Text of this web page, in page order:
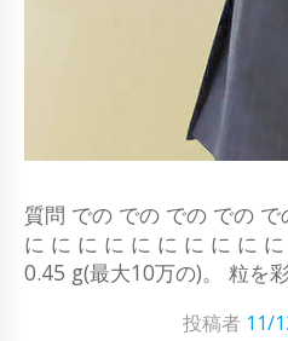
質問 での での での での
に に に に に に に に に
0.45 g(最大10万の)。 粒を
投稿者 11/